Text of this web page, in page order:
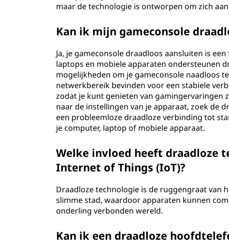
maar de technologie is ontworpen om zich
Kan ik mijn gameconsole
Ja, je gameconsole draadloos aansluiten is
laptops en mobiele apparaten ondersteunen
mogelijkheden om je gameconsole naadloos
netwerkbereik bevinden voor een stabiele
zodat je kunt genieten van gamingervaringen
naar de instellingen van je apparaat, zoek de
een probleemloze draadloze verbinding tot
je computer, laptop of mobiele apparaat.
Welke invloed heeft draadloze
Internet of Things (IoT)?
Draadloze technologie is de ruggengraat van
slimme stad, waardoor apparaten kunnen
onderling verbonden wereld.
Kan ik een draadloze